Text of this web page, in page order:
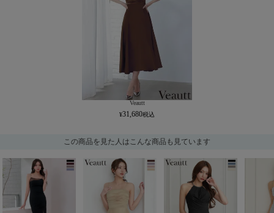
Veautt
31,680
この商品を見た人はこんな商品も見ています